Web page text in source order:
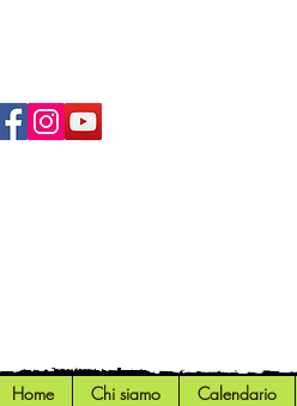
Home Chi siamo Calendario